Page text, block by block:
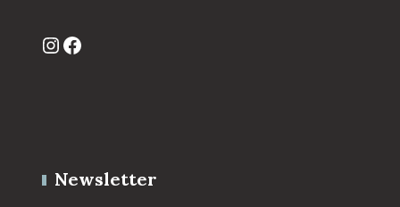
Instagram Facebook
Newsletter